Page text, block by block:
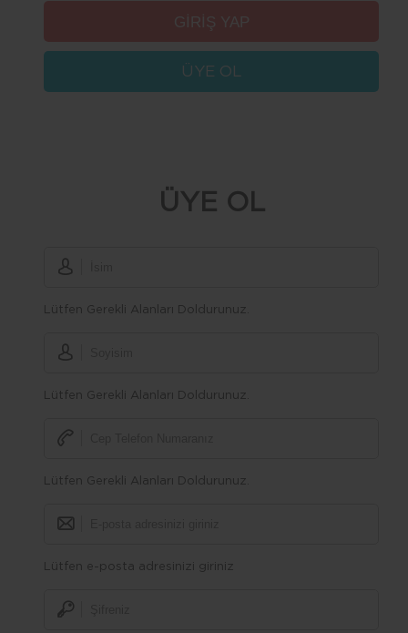
ÜYE OL
ÜYE OL
Lütfen Gerekli Alanları Doldurunuz.
Lütfen Gerekli Alanları Doldurunuz.
Lütfen Gerekli Alanları Doldurunuz.
Lütfen e-posta adresinizi giriniz